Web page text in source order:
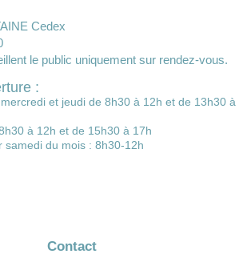
Cedex
le public uniquement sur rendez-vous.
:
et jeudi de 8h30 à 12h et de 13h30 à
à 12h et de 15h30 à 17h
samedi du mois : 8h30-12h
Contact